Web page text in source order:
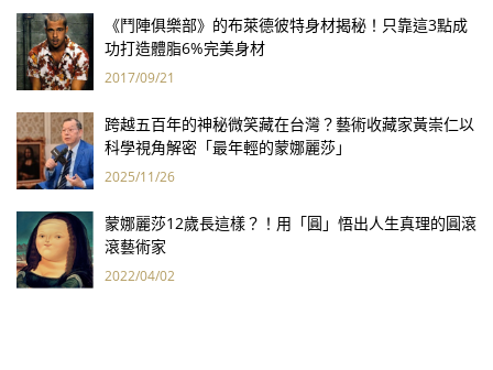
《鬥陣俱樂部》的布萊德彼特身材揭秘！只靠這3點成
功打造體脂6%完美身材
2017/09/21
跨越五百年的神秘微笑藏在台灣？藝術收藏家黃崇仁以
科學視角解密「最年輕的蒙娜麗莎」
2025/11/26
蒙娜麗莎12歲長這樣？！用「圓」悟出人生真理的圓滾
滾藝術家
2022/04/02